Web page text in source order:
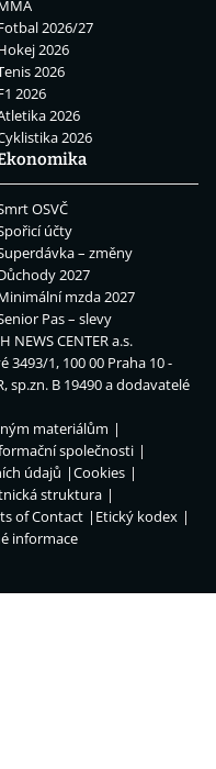
2026/27
2026
2026
2026
2026
2026
OSVČ
účty
– změny
2027
mzda 2027
Pas – slevy
NEWS CENTER a.s.
3493/1, 100 00 Praha 10 -
sp.zn. B 19490 a dodavatelé
materiálům
společnosti
údajů
Cookies
struktura
of Contact
Etický kodex
informace